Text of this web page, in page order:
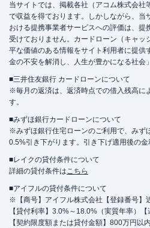
当サイトでは、掲載各社（アコム株式会社
で収益を得ております。しかしながら、当
おける提携事業者サービスへの評価は、提
受けておりません。カードローン（キャッ
平な価値のある情報をサイト利用者に提供
金の不安を解消し、人生が豊かになる社会
■三井住友銀行 カードローンについて
※毎月の返済は、返済時点での借入残高に
す。
■みずほ銀行カードローンについて
※みずほ銀行住宅ローンのご利用で、みず
0.5%引き下がります。引き下げ適用後の金
■レイクの貸付条件について
詳細の貸付条件はこちら
■アイフルの貸付条件について
※【商号】アイフル株式会社【登録番号】
【貸付利率】3.0%～18.0%（実質年率）
【契約限度額または貸付金額】800万円以